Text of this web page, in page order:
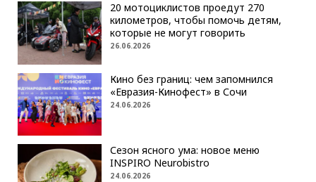
20 мотоциклистов проедут 270
километров, чтобы помочь детям,
которые не могут говорить
26.06.2026
Кино без границ: чем запомнился
«Евразия-Кинофест» в Сочи
24.06.2026
Сезон ясного ума: новое меню
INSPIRO Neurobistro
24.06.2026